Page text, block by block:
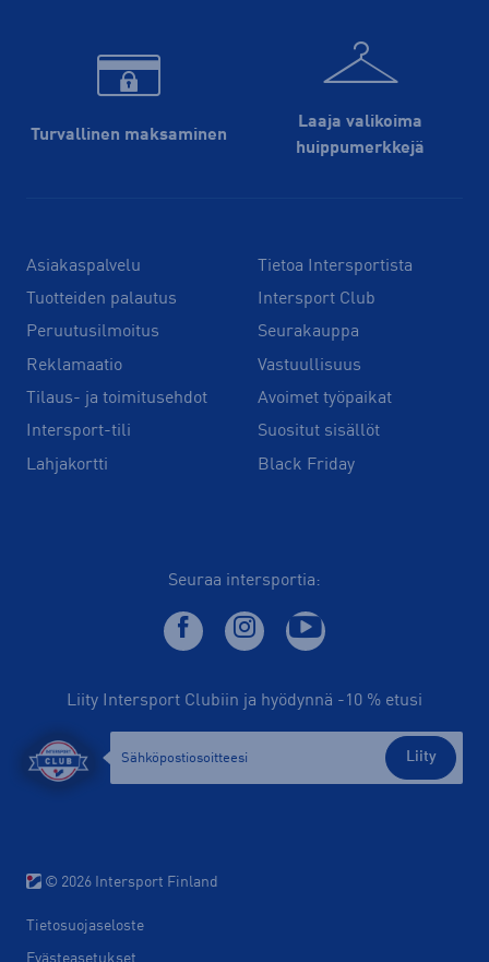
Turvallinen maksaminen
Laaja valikoima
huippu­merkkejä
Asiakaspalvelu
Tuotteiden palautus
Peruutusilmoitus
Reklamaatio
Tilaus- ja toimitusehdot
Intersport-tili
Lahjakortti
Tietoa Intersportista
Intersport Club
Seurakauppa
Vastuullisuus
Avoimet työpaikat
Suositut sisällöt
Black Friday
Seuraa intersportia:
Liity Intersport Clubiin ja hyödynnä -10 % etusi
Liity
© 2026 Intersport Finland
Tietosuojaseloste
Evästeasetukset